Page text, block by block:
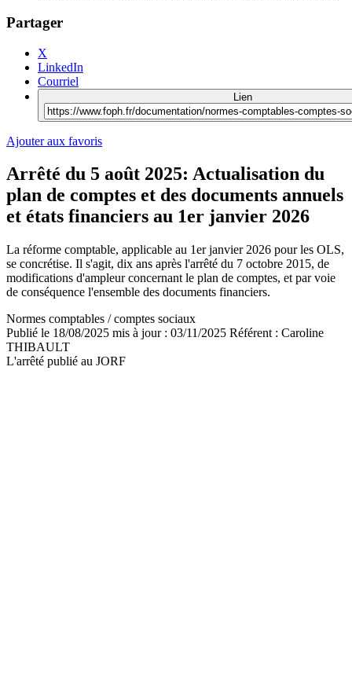
Partager
X
LinkedIn
Courriel
Lien
Ajouter aux favoris
Arrêté du 5 août 2025: Actualisation du
plan de comptes et des documents annuels
et états financiers au 1er janvier 2026
La réforme comptable, applicable au 1er janvier 2026 pour les OLS,
se concrétise. Il s'agit, dix ans après l'arrêté du 7 octobre 2015, de
modifications d'ampleur concernant le plan de comptes, et par voie
de conséquence l'ensemble des documents financiers.
Normes comptables / comptes sociaux
Publié le 18/08/2025 mis à jour : 03/11/2025 Référent : Caroline
THIBAULT
L'arrêté publié au JORF